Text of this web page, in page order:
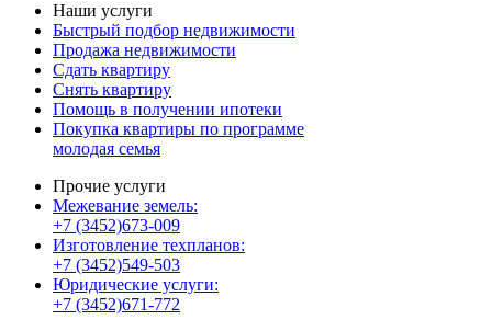
Наши услуги
Быстрый подбор недвижимости
Продажа недвижимости
Сдать квартиру
Снять квартиру
Помощь в получении ипотеки
Покупка квартиры по программе
молодая семья
Прочие услуги
Межевание земель:
+7 (3452)673-009
Изготовление техпланов:
+7 (3452)549-503
Юридические услуги:
+7 (3452)671-772